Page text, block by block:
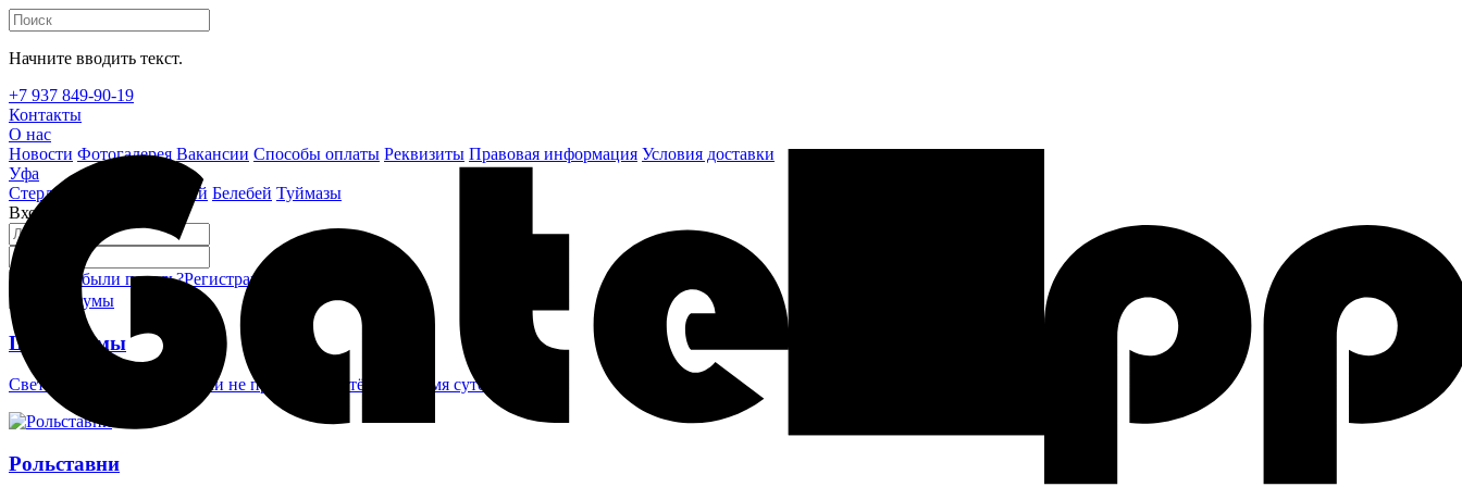
Начните вводить текст.
+7 937 849-90-19
Контакты
О нас
Новости Фотогалерея Вакансии Способы оплаты Реквизиты Правовая информация Условия доставки
Уфа
Стерлитамак
Октябрьский Белебей Туймазы
Вход на сайт
Забыли пароль?Регистрация
Шлагбаумы
Светоотражающие наклейки не проглядеть в тёмное время суток
Рольставни